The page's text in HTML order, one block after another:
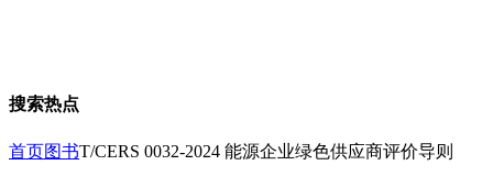
搜索热点
首页图书T/CERS 0032-2024 能源企业绿色供应商评价导则